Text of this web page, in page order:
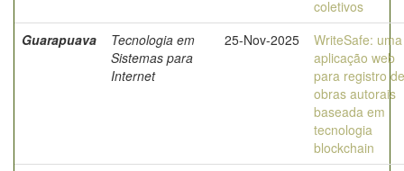
coletivos
Guarapuava
Tecnologia em
Sistemas para
Internet
25-Nov-2025
WriteSafe: uma
aplicação web
para registro de
obras autorais
baseada em
tecnologia
blockchain